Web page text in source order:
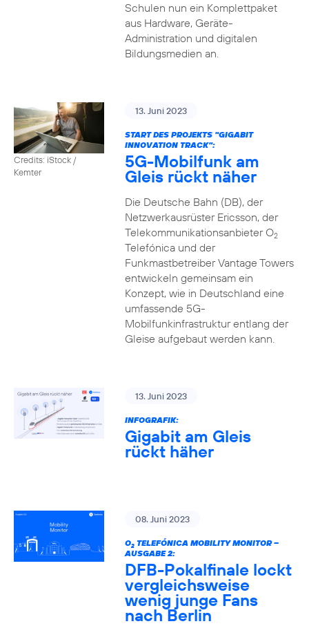
Schulen nun ein Komplettpaket
aus Hardware, Geräte-
Administration und digitalen
Bildungsmedien an.
Credits: iStock /
Kemter
13. Juni 2023
START DES PROJEKTS "GIGABIT
INNOVATION TRACK":
5G-Mobilfunk am
Gleis rückt näher
Die Deutsche Bahn (DB), der
Netzwerkausrüster Ericsson, der
Telekommunikationsanbieter O2
Telefónica und der
Funkmastbetreiber Vantage Towers
entwickeln gemeinsam ein
Konzept, wie in Deutschland eine
umfassende 5G-
Mobilfunkinfrastruktur entlang der
Gleise aufgebaut werden kann.
13. Juni 2023
INFOGRAFIK:
Gigabit am Gleis
rückt häher
08. Juni 2023
O2TELEFÓNICA MOBILITY MONITOR –
AUSGABE 2:
DFB-Pokalfinale lockt
vergleichsweise
wenig junge Fans
nach Berlin